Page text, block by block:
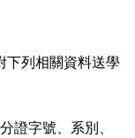
下列相關資料送學
證字號、系別、